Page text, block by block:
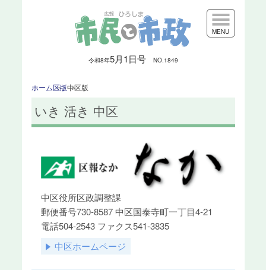
令和8年5月1日号 NO.1849
MENU
ホーム区版中区版
いき 活き 中区
中区役所区政調整課
郵便番号730-8587 中区国泰寺町一丁目4-21
電話504-2543 ファクス541-3835
中区ホームページ